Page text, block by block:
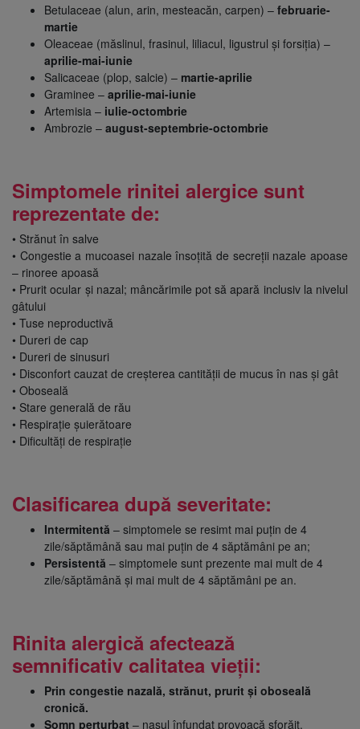
Betulaceae (alun, arin, mesteacăn, carpen) – februarie-
martie
Oleaceae (măslinul, frasinul, liliacul, ligustrul și forsiția) –
aprilie-mai-iunie
Salicaceae (plop, salcie) – martie-aprilie
Graminee – aprilie-mai-iunie
Artemisia – iulie-octombrie
Ambrozie – august-septembrie-octombrie
Simptomele rinitei alergice sunt
reprezentate de:
• Strănut în salve
• Congestie a mucoasei nazale însoțită de secreții nazale apoase
– rinoree apoasă
• Prurit ocular și nazal; mâncărimile pot să apară inclusiv la nivelul
gâtului
• Tuse neproductivă
• Dureri de cap
• Dureri de sinusuri
• Disconfort cauzat de creșterea cantității de mucus în nas și gât
• Oboseală
• Stare generală de rău
• Respirație șuierătoare
• Dificultăți de respirație
Clasificarea după severitate:
Intermitentă – simptomele se resimt mai puțin de 4
zile/săptămână sau mai puțin de 4 săptămâni pe an;
Persistentă – simptomele sunt prezente mai mult de 4
zile/săptămână și mai mult de 4 săptămâni pe an.
Rinita alergică afectează
semnificativ calitatea vieții:
Prin congestie nazală, strănut, prurit și oboseală
cronică.
Somn perturbat – nasul înfundat provoacă sforăit,